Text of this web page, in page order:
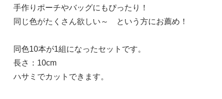
手作りポーチやバッグにもぴったり！
同じ色がたくさん欲しい～ という方にお薦め！
同色10本が1組になったセットです。
長さ：10cm
ハサミでカットできます。